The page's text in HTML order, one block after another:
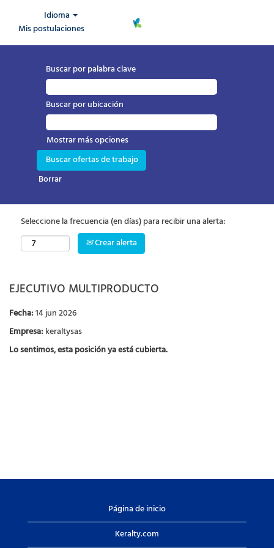
Idioma
Mis postulaciones
Buscar por palabra clave
Buscar por ubicación
Mostrar más opciones
Borrar
Seleccione la frecuencia (en días) para recibir una alerta:
Crear alerta
EJECUTIVO MULTIPRODUCTO
Fecha:14 jun 2026
Empresa:keraltysas
Lo sentimos, esta posición ya está cubierta.
Página de inicio
Keralty.com